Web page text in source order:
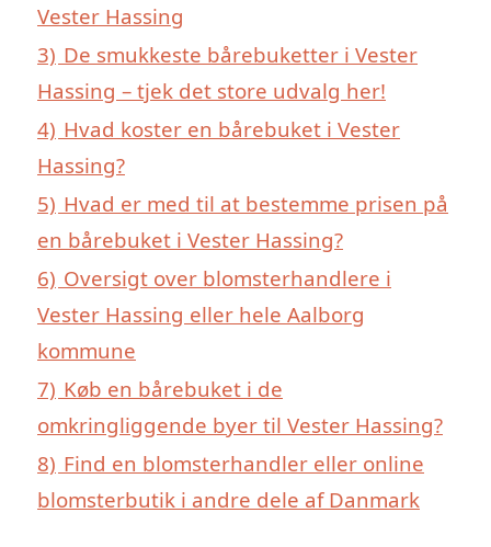
Vester Hassing
3) De smukkeste bårebuketter i Vester
Hassing – tjek det store udvalg her!
4) Hvad koster en bårebuket i Vester
Hassing?
5) Hvad er med til at bestemme prisen på
en bårebuket i Vester Hassing?
6) Oversigt over blomsterhandlere i
Vester Hassing eller hele Aalborg
kommune
7) Køb en bårebuket i de
omkringliggende byer til Vester Hassing?
8) Find en blomsterhandler eller online
blomsterbutik i andre dele af Danmark